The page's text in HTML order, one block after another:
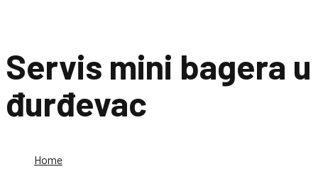
Servis mini bagera u
đurđevac
Home